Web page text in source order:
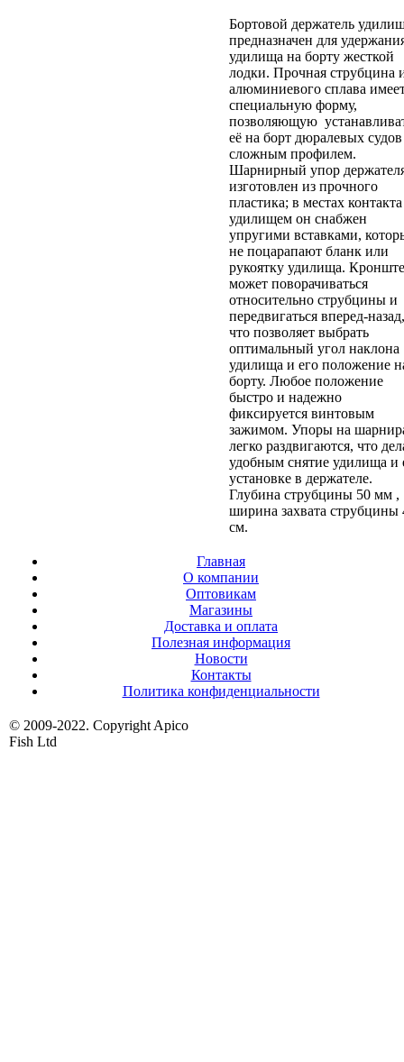
Бортовой держатель
предназначен для
удилища на борту жесткой
лодки. Прочная струбцина
алюминиевого сплава
специальную форму,
позволяющую
её на борт дюралевых судов
сложным профилем.
Шарнирный упор
изготовлен из прочного
пластика; в местах
удилищем он снабжен
упругими вставками,
не поцарапают бланк или
рукоятку удилища.
может поворачиваться
относительно струбцины и
передвигаться вперед-назад,
что позволяет выбрать
оптимальный угол наклона
удилища и его положение
борту. Любое положение
быстро и надежно
фиксируется винтовым
зажимом. Упоры на
легко раздвигаются, что
удобным снятие удилища и
установке в держателе.
Глубина струбцины 50 мм ,
ширина захвата струбцины
см.
Главная
О компании
Оптовикам
Магазины
Доставка и оплата
Полезная информация
Новости
Контакты
Политика конфиденциальности
© 2009-2022. Copyright Apico
Fish Ltd